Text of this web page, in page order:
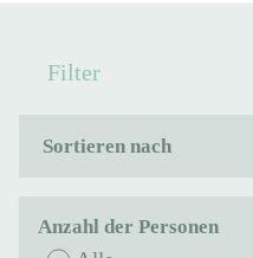
Filter
Anzahl der Personen